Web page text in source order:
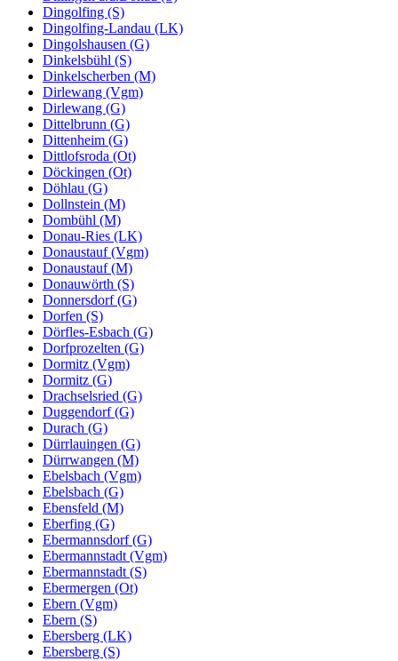
Dingolfing (S)
Dingolfing-Landau (LK)
Dingolshausen (G)
Dinkelsbühl (S)
Dinkelscherben (M)
Dirlewang (Vgm)
Dirlewang (G)
Dittelbrunn (G)
Dittenheim (G)
Dittlofsroda (Ot)
Döckingen (Ot)
Döhlau (G)
Dollnstein (M)
Dombühl (M)
Donau-Ries (LK)
Donaustauf (Vgm)
Donaustauf (M)
Donauwörth (S)
Donnersdorf (G)
Dorfen (S)
Dörfles-Esbach (G)
Dorfprozelten (G)
Dormitz (Vgm)
Dormitz (G)
Drachselsried (G)
Duggendorf (G)
Durach (G)
Dürrlauingen (G)
Dürrwangen (M)
Ebelsbach (Vgm)
Ebelsbach (G)
Ebensfeld (M)
Eberfing (G)
Ebermannsdorf (G)
Ebermannstadt (Vgm)
Ebermannstadt (S)
Ebermergen (Ot)
Ebern (Vgm)
Ebern (S)
Ebersberg (LK)
Ebersberg (S)